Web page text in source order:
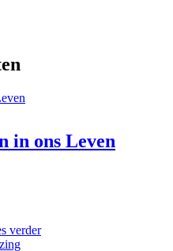
in ons Leven
verder